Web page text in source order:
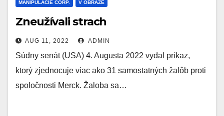
MANIPULÁCIE CORP. V OBRAZE
Zneužívali strach
AUG 11, 2022 ADMIN
Súdny senát (USA) 4. Augusta 2022 vydal príkaz,
ktorý zjednocuje viac ako 31 samostatných žalôb proti
spoločnosti Merck. Žaloba sa…